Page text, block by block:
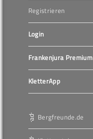
Registrieren
Login
Frankenjura Premium
KletterApp
Bergfreunde.de